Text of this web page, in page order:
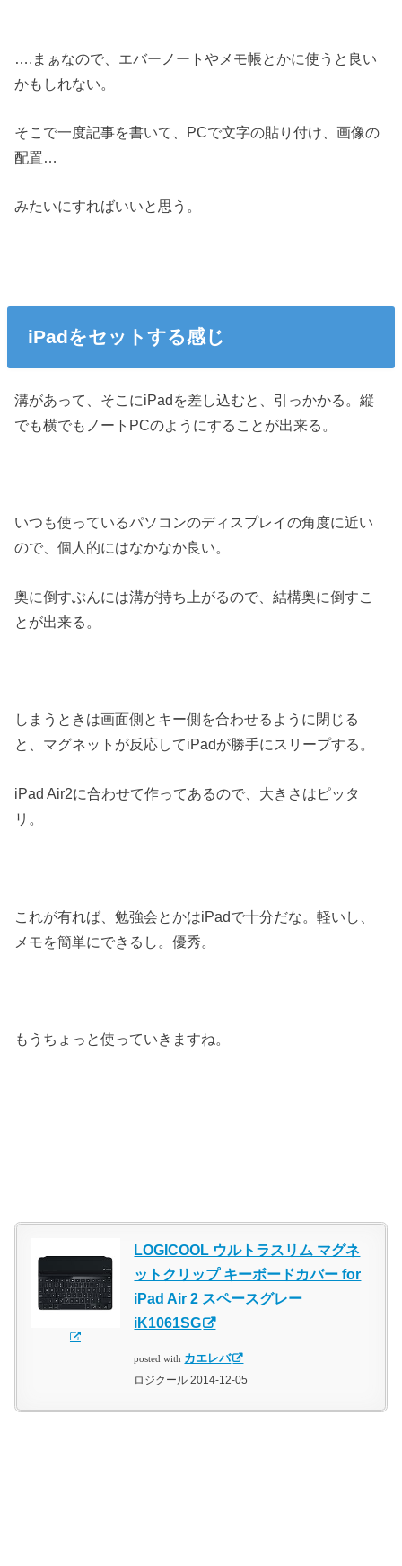
….まぁなので、エバーノートやメモ帳とかに使うと良い
かもしれない。
そこで一度記事を書いて、PCで文字の貼り付け、画像の
配置…
みたいにすればいいと思う。
iPadをセットする感じ
溝があって、そこにiPadを差し込むと、引っかかる。縦
でも横でもノートPCのようにすることが出来る。
いつも使っているパソコンのディスプレイの角度に近い
ので、個人的にはなかなか良い。
奥に倒すぶんには溝が持ち上がるので、結構奥に倒すこ
とが出来る。
しまうときは画面側とキー側を合わせるように閉じる
と、マグネットが反応してiPadが勝手にスリープする。
iPad Air2に合わせて作ってあるので、大きさはピッタ
リ。
これが有れば、勉強会とかはiPadで十分だな。軽いし、
メモを簡単にできるし。優秀。
もうちょっと使っていきますね。
LOGICOOL ウルトラスリム マグネ
ットクリップ キーボードカバー for
iPad Air 2 スペースグレー
iK1061SG
posted with カエレバ
ロジクール 2014-12-05